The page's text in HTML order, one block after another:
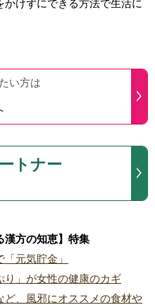
けずにできる方法で生活に
い方は
トナー
漢方の知恵】特集
元気貯金」
り」が女性の健康のカギ
ど、風邪にオススメの食材や